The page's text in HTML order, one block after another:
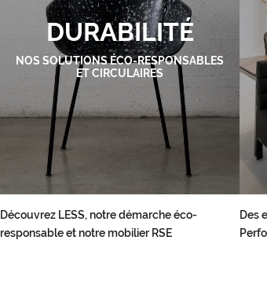
DURABILITÉ
NOS SOLUTIONS ÉCO-RESPONSABLES
ET CIRCULAIRES
Découvrez LESS, notre démarche éco-
responsable et notre mobilier RSE
Des